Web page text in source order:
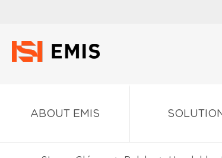
ABOUT EMIS